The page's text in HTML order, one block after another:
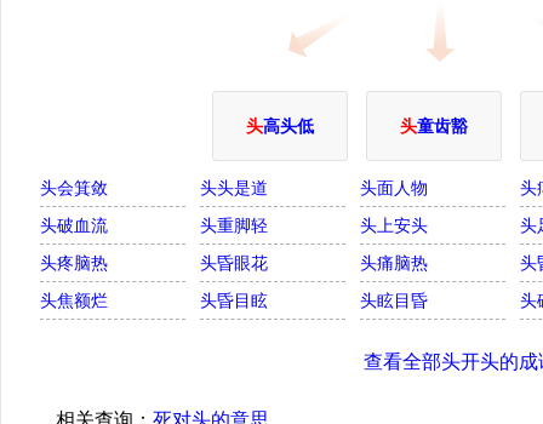
头高头低 头童齿豁
头会箕敛 头头是道 头面人物
头
头破血流
头重脚轻 头上安头
头
头疼脑热
头昏眼花 头痛脑热
头
头焦额烂
头昏目眩 头眩目昏 头
查看全部头开头的成
相关查询： 死对头的意思